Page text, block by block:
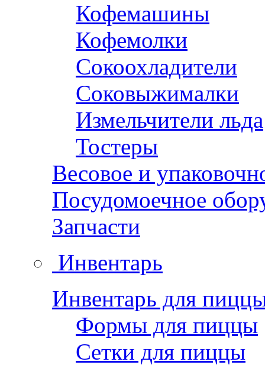
Кофемашины
Кофемолки
Сокоохладители
Соковыжималки
Измельчители льда
Тостеры
Весовое и
Посудомоечное
Запчасти
Инвентарь
Инвентарь для
Формы для пиццы
Сетки для пиццы